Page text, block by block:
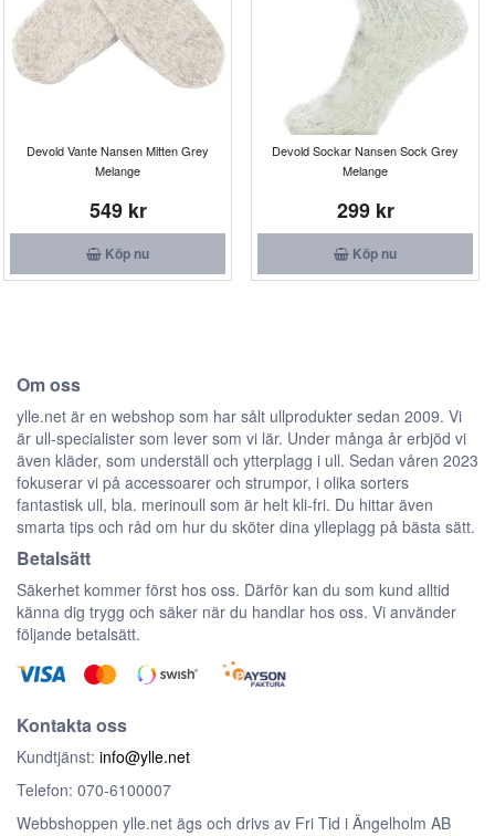
Devold Vante Nansen Mitten Grey
Melange
549 kr
Köp nu
Devold Sockar Nansen Sock Grey
Melange
299 kr
Köp nu
Om oss
ylle.net är en webshop som har sålt ullprodukter sedan 2009. Vi
är ull-specialister som lever som vi lär. Under många år erbjöd vi
även kläder, som underställ och ytterplagg i ull. Sedan våren 2023
fokuserar vi på accessoarer och strumpor, i olika sorters
fantastisk ull, bla. merinoull som är helt kli-fri. Du hittar även
smarta tips och råd om hur du sköter dina ylleplagg på bästa sätt.
Betalsätt
Säkerhet kommer först hos oss. Därför kan du som kund alltid
känna dig trygg och säker när du handlar hos oss. Vi använder
följande betalsätt.
Kontakta oss
Kundtjänst: info@ylle.net
Telefon: 070-6100007
Webbshoppen ylle.net ägs och drivs av Fri Tid i Ängelholm AB